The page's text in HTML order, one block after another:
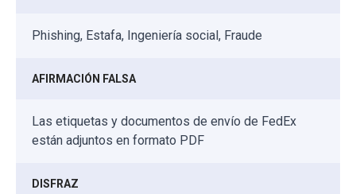
Phishing, Estafa, Ingeniería social, Fraude
AFIRMACIÓN FALSA
Las etiquetas y documentos de envío de FedEx
están adjuntos en formato PDF
DISFRAZ